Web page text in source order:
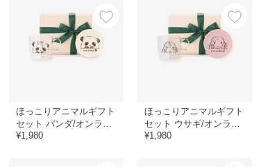
ほっこりアニマルギフト
セット パンダ/オンライ
ンストア限定
¥1,980
ほっこりアニマルギフト
セット ウサギ/オンライ
ンストア限定
¥1,980